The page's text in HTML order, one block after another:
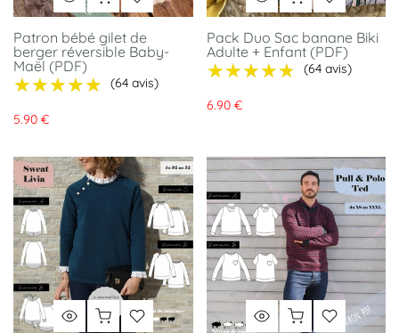
Patron bébé gilet de
berger réversible Baby-
Maël (PDF)
★★★★★
★★★★★ (64 avis)
5.90 €
Pack Duo Sac banane Biki
Adulte + Enfant (PDF)
★★★★★
★★★★★ (64 avis)
6.90 €